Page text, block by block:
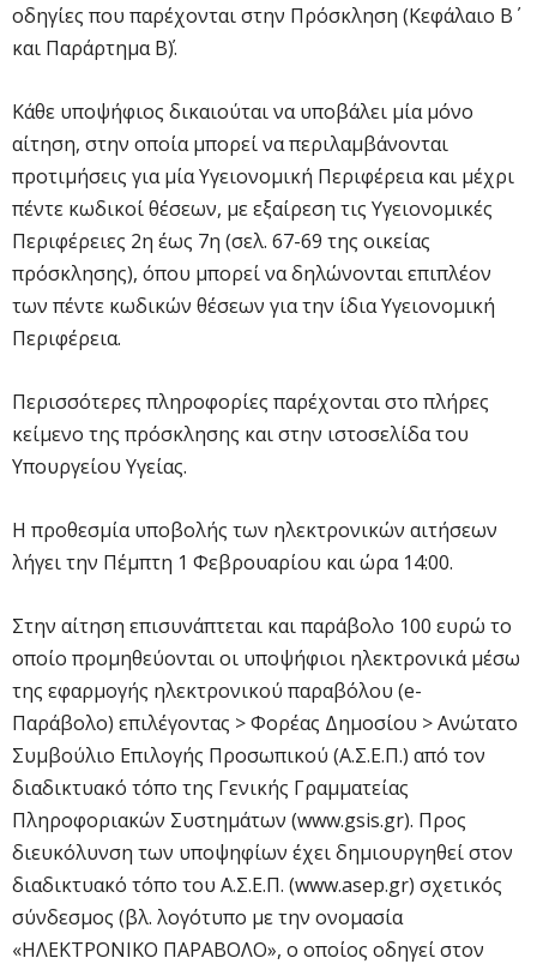
οδηγίες που παρέχονται στην Πρόσκληση (Κεφάλαιο Β΄
και Παράρτημα Β΄).
Κάθε υποψήφιος δικαιούται να υποβάλει μία μόνο
αίτηση, στην οποία μπορεί να περιλαμβάνονται
προτιμήσεις για μία Υγειονομική Περιφέρεια και μέχρι
πέντε κωδικοί θέσεων, με εξαίρεση τις Υγειονομικές
Περιφέρειες 2η έως 7η (σελ. 67-69 της οικείας
πρόσκλησης), όπου μπορεί να δηλώνονται επιπλέον
των πέντε κωδικών θέσεων για την ίδια Υγειονομική
Περιφέρεια.
Περισσότερες πληροφορίες παρέχονται στο πλήρες
κείμενο της πρόσκλησης και στην ιστοσελίδα του
Υπουργείου Υγείας.
Η προθεσμία υποβολής των ηλεκτρονικών αιτήσεων
λήγει την Πέμπτη 1 Φεβρουαρίου και ώρα 14:00.
Στην αίτηση επισυνάπτεται και παράβολο 100 ευρώ το
οποίο προμηθεύονται οι υποψήφιοι ηλεκτρονικά μέσω
της εφαρμογής ηλεκτρονικού παραβόλου (e-
Παράβολο) επιλέγοντας > Φορέας Δημοσίου > Ανώτατο
Συμβούλιο Επιλογής Προσωπικού (Α.Σ.Ε.Π.) από τον
διαδικτυακό τόπο της Γενικής Γραμματείας
Πληροφοριακών Συστημάτων (www.gsis.gr). Προς
διευκόλυνση των υποψηφίων έχει δημιουργηθεί στον
διαδικτυακό τόπο του Α.Σ.Ε.Π. (www.asep.gr) σχετικός
σύνδεσμος (βλ. λογότυπο με την ονομασία
«ΗΛΕΚΤΡΟΝΙΚΟ ΠΑΡΑΒΟΛΟ», ο οποίος οδηγεί στον